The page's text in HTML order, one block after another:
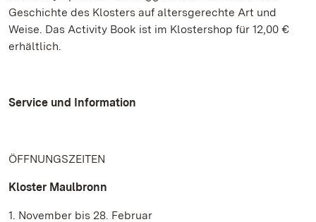
Geschichte des Klosters auf altersgerechte Art und
Weise. Das Activity Book ist im Klostershop für 12,00 €
erhältlich.
Service und Information
ÖFFNUNGSZEITEN
Kloster Maulbronn
1. November bis 28. Februar